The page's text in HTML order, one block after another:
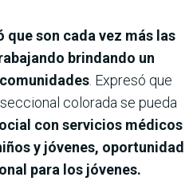
que son cada vez más las
brindando un
. Expresó que
colorada se pueda
con servicios médicos
y jóvenes, oportunidad
para los jóvenes.